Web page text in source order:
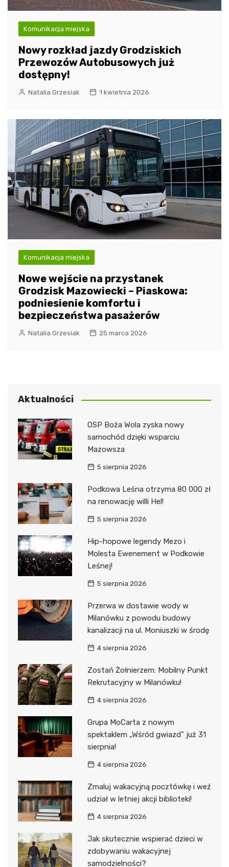
Komunikacja miejska
Nowy rozkład jazdy Grodziskich
Przewozów Autobusowych już
dostępny!
Natalia Grzesiak 1 kwietnia 2026
Komunikacja miejska
Nowe wejście na przystanek
Grodzisk Mazowiecki – Piaskowa:
podniesienie komfortu i
bezpieczeństwa pasażerów
Natalia Grzesiak 25 marca 2026
Aktualności
OSP Boża Wola zyska nowy
samochód dzięki wsparciu
Mazowsza
5 sierpnia 2026
Podkowa Leśna otrzyma 80 000 zł
na renowację willi Hel!
5 sierpnia 2026
Hip-hopowe legendy Mezo i
Molesta Ewenement w Podkowie
Leśnej!
5 sierpnia 2026
Przerwa w dostawie wody w
Milanówku z powodu budowy
kanalizacji na ul. Moniuszki w środę
4 sierpnia 2026
Zostań Żołnierzem: Mobilny Punkt
Rekrutacyjny w Milanówku!
4 sierpnia 2026
Grupa MoCarta z nowym
spektaklem „Wśród gwiazd” już 31
sierpnia!
4 sierpnia 2026
Zmaluj wakacyjną pocztówkę i weź
udział w letniej akcji biblioteki!
4 sierpnia 2026
Jak skutecznie wspierać dzieci w
zdobywaniu wakacyjnej
samodzielności?